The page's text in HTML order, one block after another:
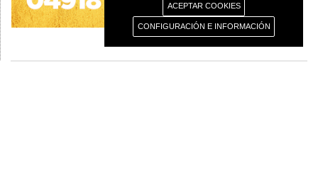
ACEPTAR COOKIES
CONFIGURACIÓN E INFORMACIÓN